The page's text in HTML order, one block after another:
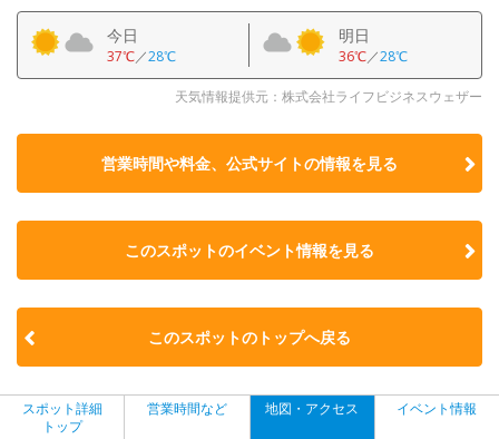
今日
37℃／28℃
明日
36℃／28℃
天気情報提供元：株式会社ライフビジネスウェザー
営業時間や料金、公式サイトの情報を見る
このスポットのイベント情報を見る
このスポットのトップへ戻る
スポット詳細
トップ
営業時間など 地図・アクセス イベント情報